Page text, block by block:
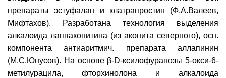
препараты эстуфалан и клатрапростин (Ф.А.Валеев,
Мифтахов). Разработана технология выделения
алкалоида лаппаконитина (из аконита северного), осн.
компонента антиаритмич. препарата аллапинин
(М.С.Юнусов). На основе β-D-ксилофуранозы 5-окси-6-
метилурацила, фторхинолона и алкалоида